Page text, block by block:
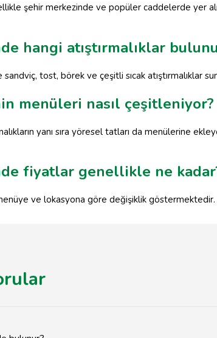
şehir merkezinde ve popüler caddelerde yer
hangi atıştırmalıklar
tost, börek ve çeşitli sıcak atıştırmalıklar
menüleri nasıl çeşitleniyor?
yanı sıra yöresel tatları da menülerine
fiyatlar genellikle ne
ve lokasyona göre değişiklik